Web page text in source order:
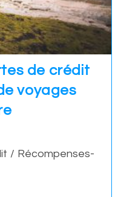
de crédit
voyages
/ Récompenses-